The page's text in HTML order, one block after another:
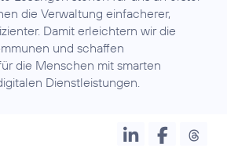
die Verwaltung einfacherer,
Damit erleichtern wir die
und schaffen
die Menschen mit smarten
Dienstleistungen.